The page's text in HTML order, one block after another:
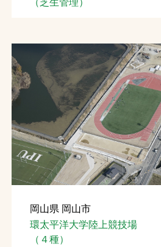
岡山県 岡山市
環太平洋大学陸上競技場
（４種）